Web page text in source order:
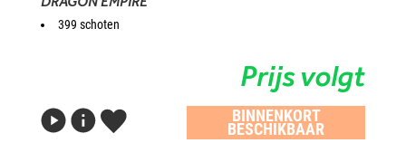
399 schoten
Prijs volgt
BINNENKORT
BESCHIKBAAR